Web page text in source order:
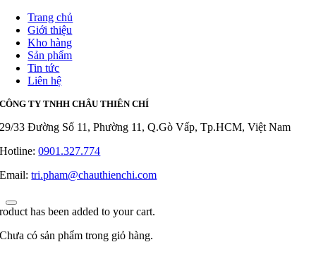
Trang chủ
Giới thiệu
Kho hàng
Sản phẩm
Tin tức
Liên hệ
CÔNG TY TNHH CHÂU THIÊN CHÍ
29/33 Đường Số 11, Phường 11, Q.Gò Vấp, Tp.HCM, Việt Nam
Hotline:0901.327.774
Email:tri.pham@chauthienchi.com
has been added to your cart.
Chưa có sản phẩm trong giỏ hàng.